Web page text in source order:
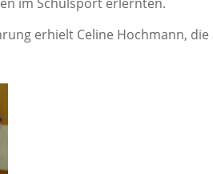
erhielt Celine Hochmann,